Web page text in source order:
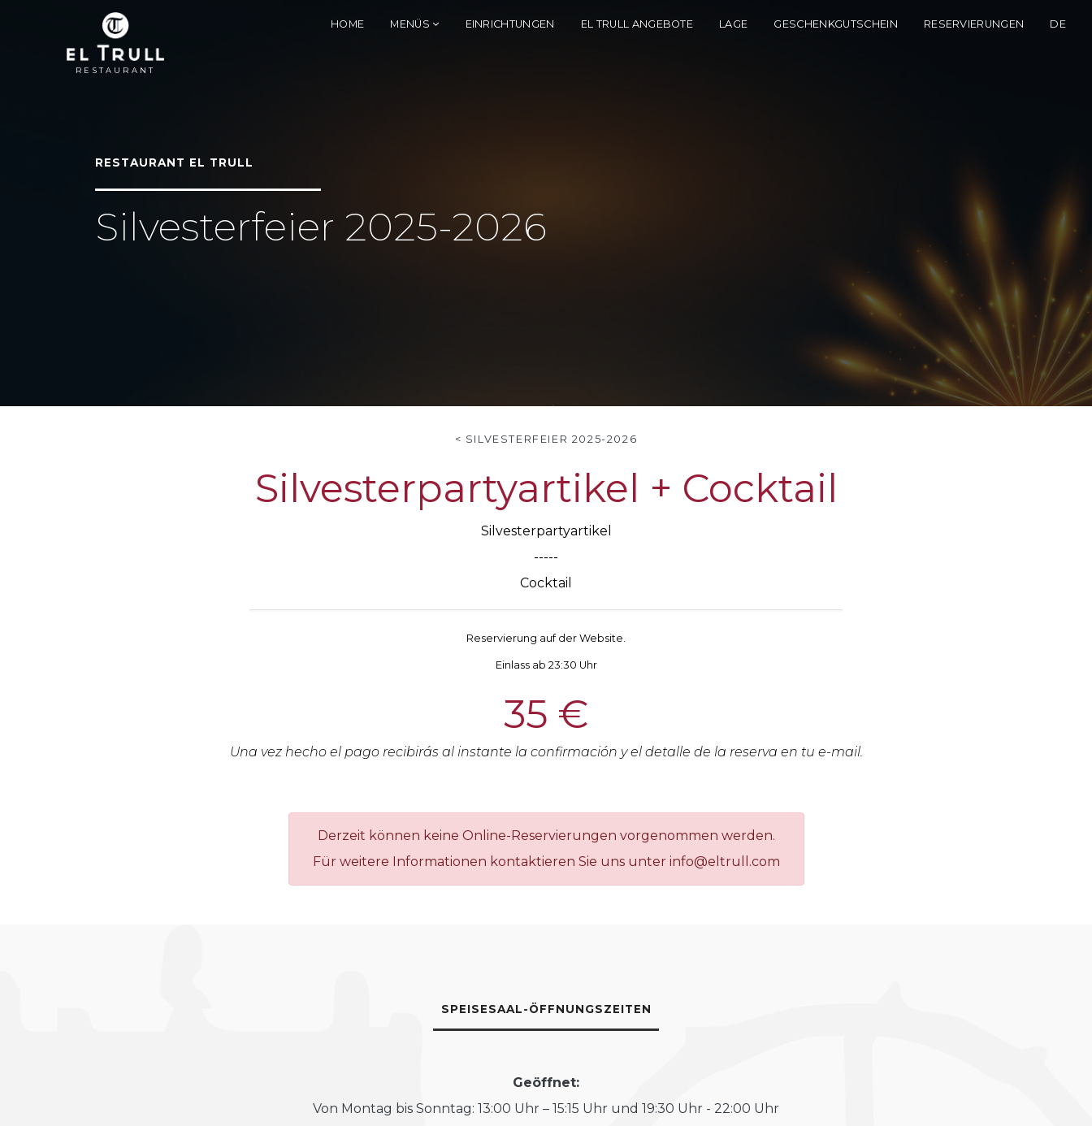
RESTAURANT
HOME MENÜS EINRICHTUNGEN EL TRULL ANGEBOTE LAGE GESCHENKGUTSCHEIN RESERVIERUNGEN DE
RESTAURANT EL TRULL
Silvesterfeier 2025-2026
< SILVESTERFEIER 2025-2026
Silvesterpartyartikel + Cocktail
Silvesterpartyartikel
-----
Cocktail
Reservierung auf der Website.
Einlass ab 23:30 Uhr
35 €
Una vez hecho el pago recibirás al instante la confirmación y el detalle de la reserva en tu e-mail.
Derzeit können keine Online-Reservierungen vorgenommen werden.
Für weitere Informationen kontaktieren Sie uns unter info@eltrull.com
SPEISESAAL-ÖFFNUNGSZEITEN
Geöffnet:
Von Montag bis Sonntag: 13:00 Uhr – 15:15 Uhr und 19:30 Uhr - 22:00 Uhr